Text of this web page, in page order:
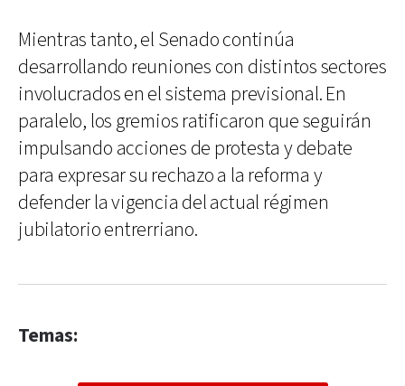
Mientras tanto, el Senado continúa
desarrollando reuniones con distintos sectores
involucrados en el sistema previsional. En
paralelo, los gremios ratificaron que seguirán
impulsando acciones de protesta y debate
para expresar su rechazo a la reforma y
defender la vigencia del actual régimen
jubilatorio entrerriano.
Temas: